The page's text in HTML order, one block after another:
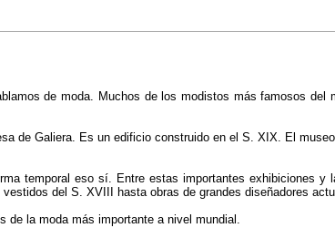
de moda. Muchos de los modistos más famosos
de Galiera. Es un edificio construido en el S. XIX. El
temporal eso sí. Entre estas importantes exhibiciones y
del S. XVIII hasta obras de grandes diseñadores
de la moda más importante a nivel mundial.